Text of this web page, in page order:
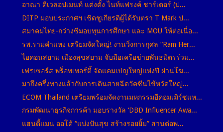
อาณา ดีเวลอปเมนท์ แต่งตั้ง ไนท์แฟรงค์ ชาร์เตอร์ (ป...
DITP มอบประกาศฯ เชิดชูเกียรติผู้ได้รับตรา T Mark ป...
สมาคมไทย-กว่างซีมอบทุนการศึกษา และ MOU ให้ต่อเนื่อ...
รพ.รามคำแหง เตรียมจัดใหญ่! งานวิ่งการกุศล “Ram Her...
ไอคอนสยาม เมืองสุขสยาม จับมือเครือข่ายพันธมิตรร่วม...
เฟรเซอร์ส พร็อพเพอร์ตี้ จัดแคมเปญใหญ่แห่งปี ผ่านโฆ...
มาถึงครึ่งทางแล้วกับการเดินสายฉีดวัคซีนไข้หวัดใหญ่...
ECOM Thailand เตรียมพร้อมจัดงานมหกรรมอีคอมเมิร์ซแห...
กรมพัฒนาธุรกิจการค้า มอบรางวัล ‘DBD Influencer Awa...
แฮนดี้แมน ออโต้ “แบ่งปันสุข สร้างรอยยิ้ม” สานต่อพ...